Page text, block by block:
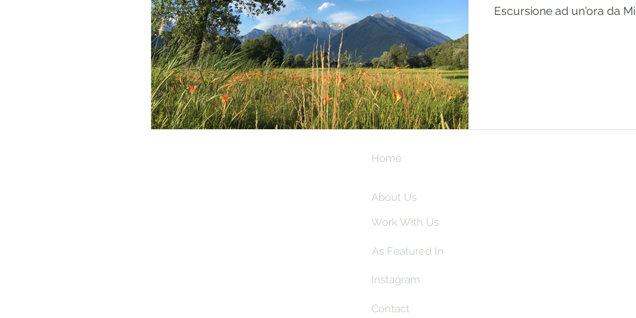
Escursione ad un'ora da
Home
About Us
Work With Us
As Featured In
Instagram
Contact